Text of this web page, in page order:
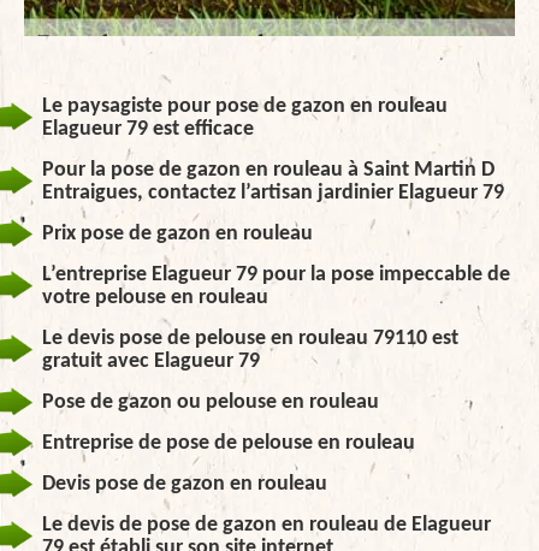
Le paysagiste pour pose de gazon en rouleau
Elagueur 79 est efficace
Pour la pose de gazon en rouleau à Saint Martin D
Entraigues, contactez l’artisan jardinier Elagueur 79
Prix pose de gazon en rouleau
L’entreprise Elagueur 79 pour la pose impeccable de
votre pelouse en rouleau
Le devis pose de pelouse en rouleau 79110 est
gratuit avec Elagueur 79
Pose de gazon ou pelouse en rouleau
Entreprise de pose de pelouse en rouleau
Devis pose de gazon en rouleau
Le devis de pose de gazon en rouleau de Elagueur